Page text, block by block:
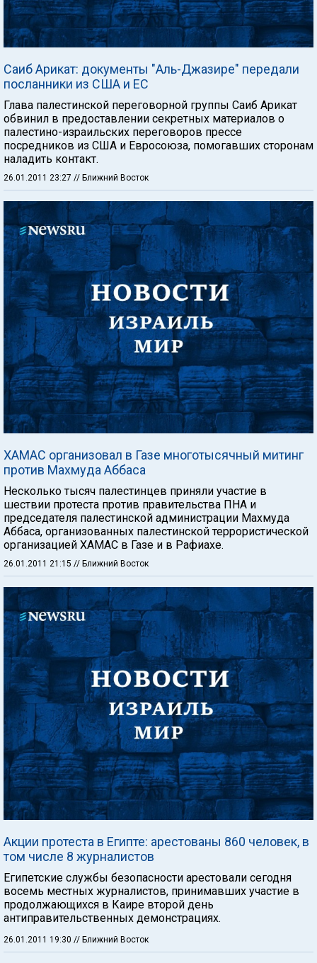
Саиб Арикат: документы "Аль-Джазире" передали
посланники из США и ЕС
Глава палестинской переговорной группы Саиб Арикат
обвинил в предоставлении секретных материалов о
палестино-израильских переговоров прессе
посредников из США и Евросоюза, помогавших сторонам
наладить контакт.
26.01.2011 23:27 // Ближний Восток
ХАМАС организовал в Газе многотысячный митинг
против Махмуда Аббаса
Несколько тысяч палестинцев приняли участие в
шествии протеста против правительства ПНА и
председателя палестинской администрации Махмуда
Аббаса, организованных палестинской террористической
организацией ХАМАС в Газе и в Рафиахе.
26.01.2011 21:15 // Ближний Восток
Акции протеста в Египте: арестованы 860 человек, в
том числе 8 журналистов
Египетские службы безопасности арестовали сегодня
восемь местных журналистов, принимавших участие в
продолжающихся в Каире второй день
антиправительственных демонстрациях.
26.01.2011 19:30 // Ближний Восток